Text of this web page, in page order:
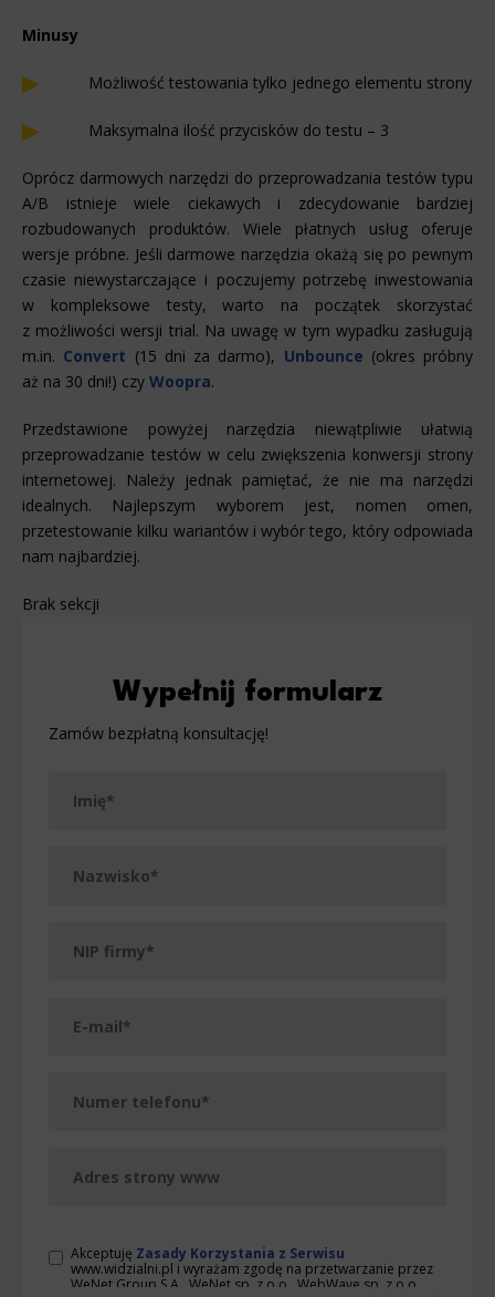
Wypełnij formularz
Zamów bezpłatną konsultację!
Akceptuję Zasady Korzystania z Serwisu
www.widzialni.pl i wyrażam zgodę na przetwarzanie przez
WeNet Group S.A., WeNet sp. z o.o., WebWave sp. z o.o.
Minusy
Możliwość testowania tylko jednego elementu strony
Maksymalna ilość przycisków do testu – 3
Oprócz darmowych narzędzi do przeprowadzania testów typu
A/B istnieje wiele ciekawych i zdecydowanie bardziej
rozbudowanych produktów. Wiele płatnych usług oferuje
wersje próbne. Jeśli darmowe narzędzia okażą się po pewnym
czasie niewystarczające i poczujemy potrzebę inwestowania
w kompleksowe testy, warto na początek skorzystać
z możliwości wersji trial. Na uwagę w tym wypadku zasługują
m.in. Convert (15 dni za darmo), Unbounce (okres próbny
aż na 30 dni!) czy Woopra.
Przedstawione powyżej narzędzia niewątpliwie ułatwią
przeprowadzanie testów w celu zwiększenia konwersji strony
internetowej. Należy jednak pamiętać, że nie ma narzędzi
idealnych. Najlepszym wyborem jest, nomen omen,
przetestowanie kilku wariantów i wybór tego, który odpowiada
nam najbardziej.
Brak sekcji